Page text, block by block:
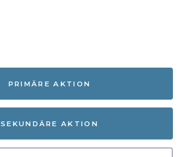
PRIMÄRE AKTION
SEKUNDÄRE AKTION